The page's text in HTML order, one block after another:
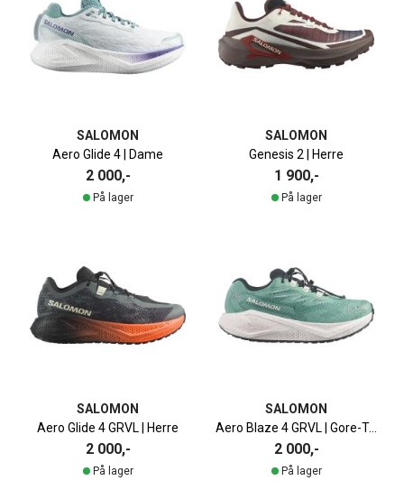
SALOMON
Aero Glide 4 | Dame
2 000,-
På lager
SALOMON
Genesis 2 | Herre
1 900,-
På lager
SALOMON
Aero Glide 4 GRVL | Herre
2 000,-
På lager
SALOMON
Aero Blaze 4 GRVL | Gore-Tex | Dame
2 000,-
På lager